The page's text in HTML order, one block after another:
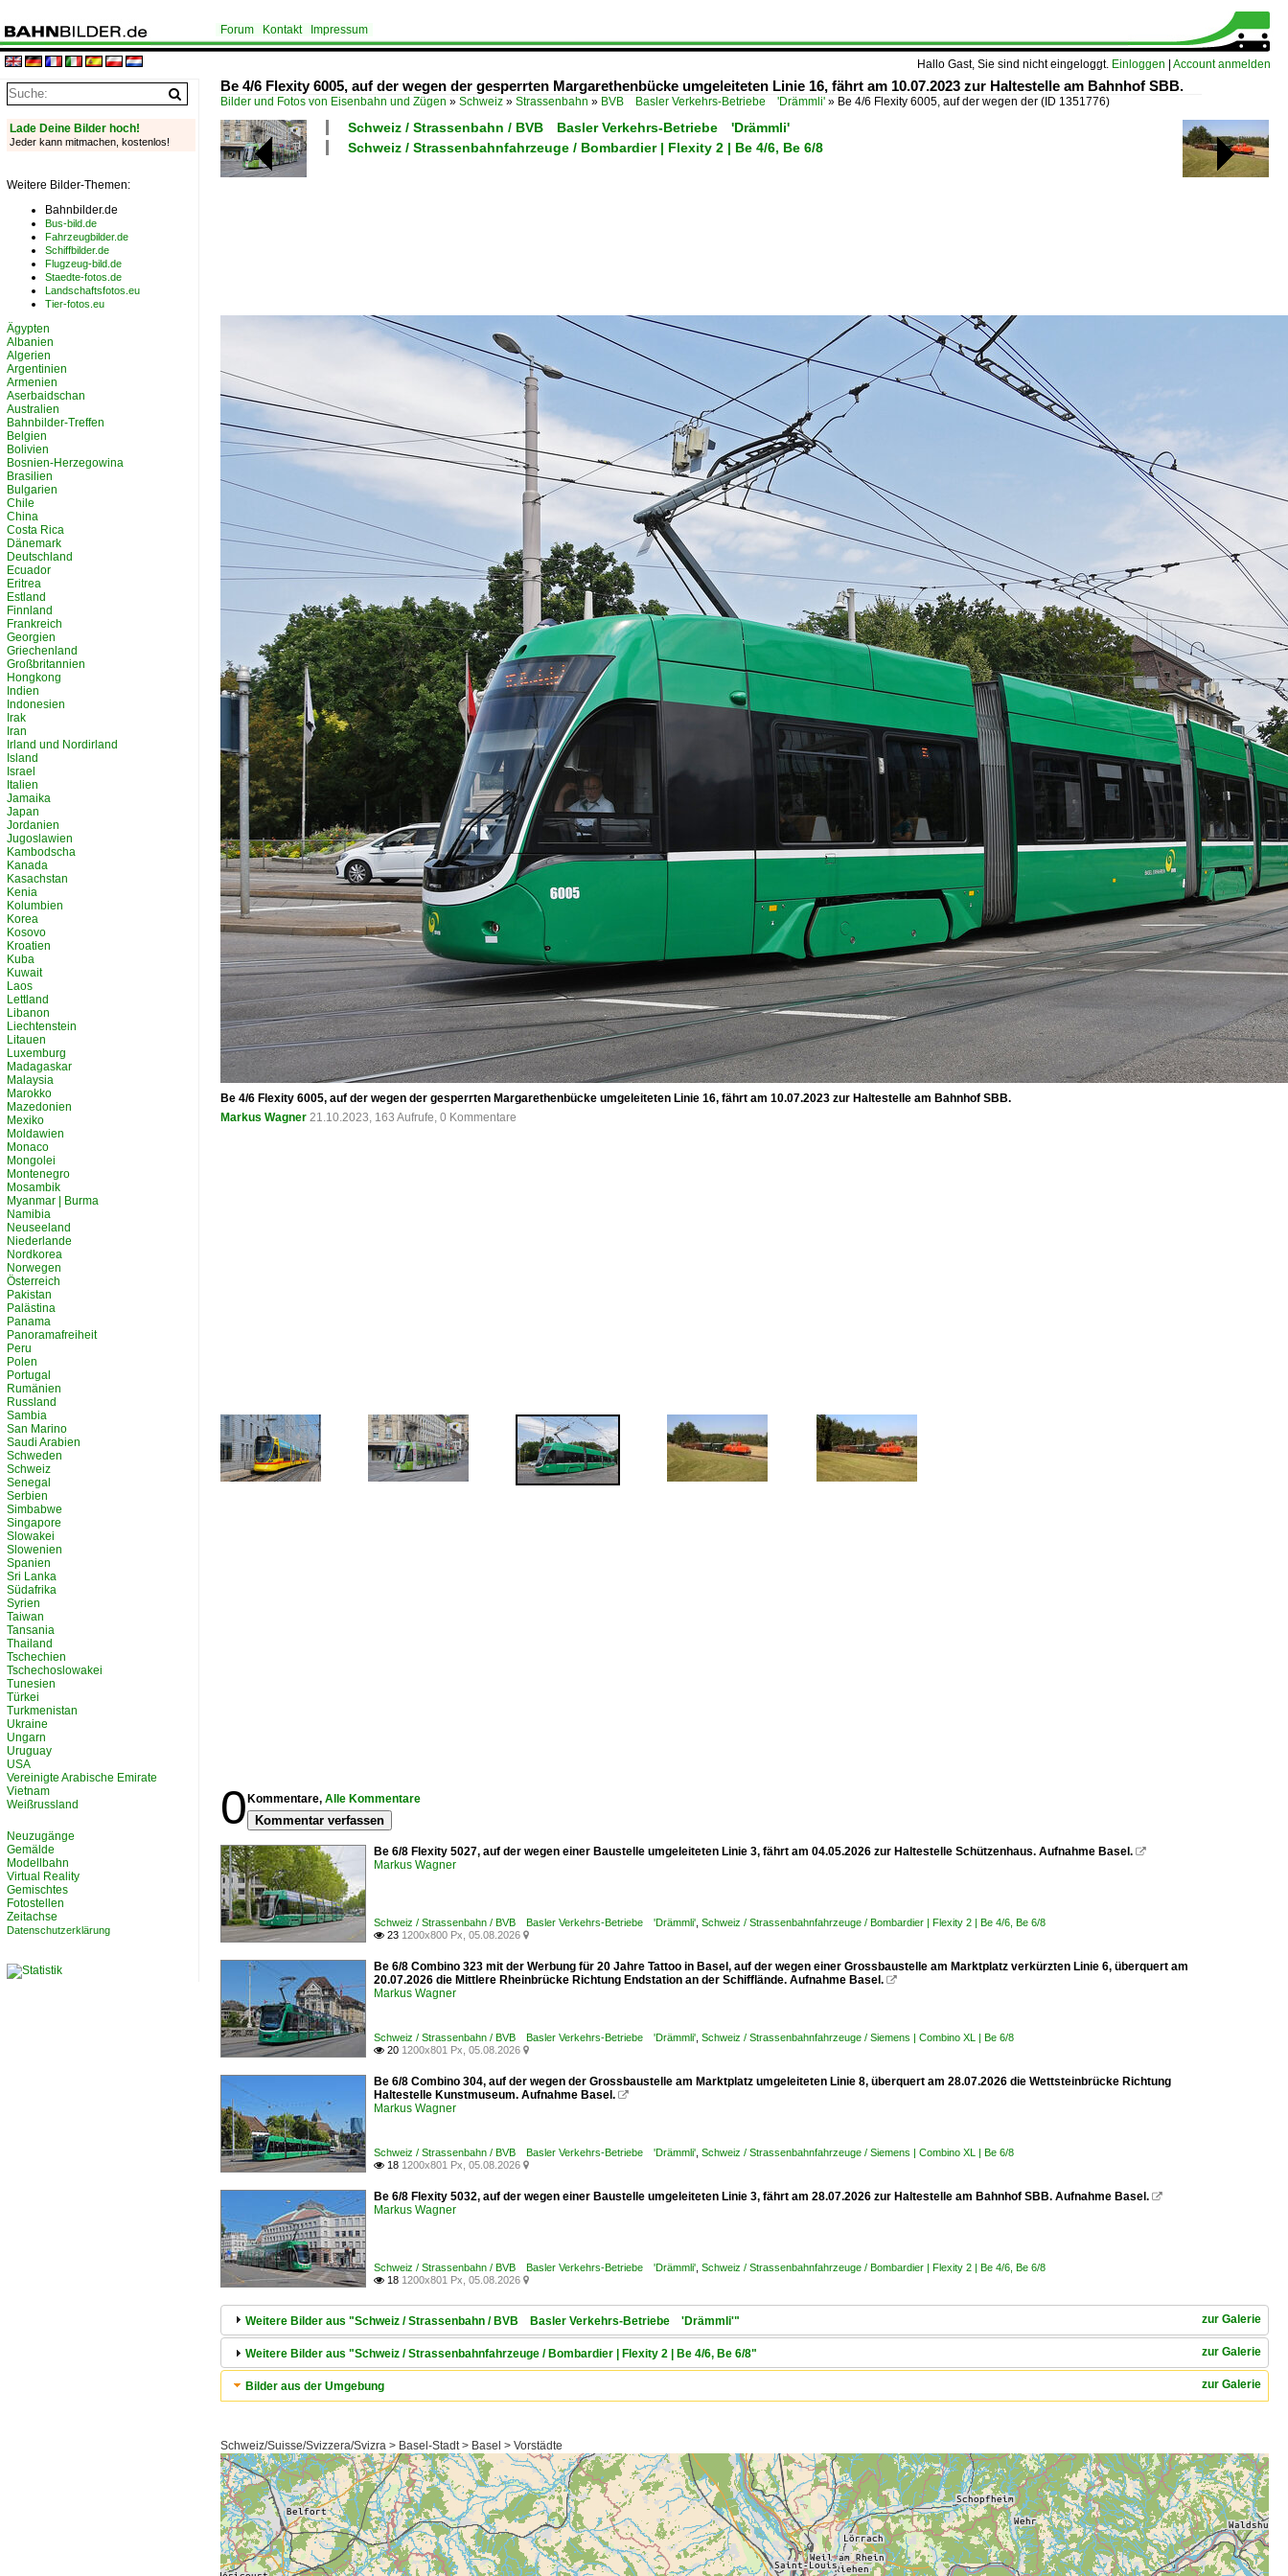
Hallo Gast, Sie sind nicht eingeloggt. Einloggen Account anmelden
Forum Kontakt Impressum
Be 4/6 Flexity 6005, auf der wegen der gesperrten Margarethenbücke umgeleiteten Linie 16, fährt am 10.07.2023 zur Haltestelle am Bahnhof SBB.
Bilder und Fotos von Eisenbahn und Zügen » Schweiz » Strassenbahn » BVB Basler Verkehrs-Betriebe 'Drämmli' » Be 4/6 Flexity 6005, auf der wegen der (ID 1351776)
Schweiz / Strassenbahn / BVB Basler Verkehrs-Betriebe 'Drämmli'
Schweiz / Strassenbahnfahrzeuge / Bombardier | Flexity 2 | Be 4/6, Be 6/8
Be 4/6 Flexity 6005, auf der wegen der gesperrten Margarethenbücke umgeleiteten Linie 16, fährt am 10.07.2023 zur Haltestelle am Bahnhof SBB.
Markus Wagner 21.10.2023, 163 Aufrufe, 0 Kommentare
0 Kommentare, Alle Kommentare
Kommentar verfassen
Be 6/8 Flexity 5027, auf der wegen einer Baustelle umgeleiteten Linie 3, fährt am 04.05.2026 zur Haltestelle Schützenhaus. Aufnahme Basel. 
Markus Wagner
Schweiz / Strassenbahn / BVB Basler Verkehrs-Betriebe 'Drämmli' Schweiz / Strassenbahnfahrzeuge / Bombardier | Flexity 2 | Be 4/6, Be 6/8
 23 1200x800 Px, 05.08.2026 
Be 6/8 Combino 323 mit der Werbung für 20 Jahre Tattoo in Basel, auf der wegen einer Grossbaustelle am Marktplatz verkürzten Linie 6, überquert am
20.07.2026 die Mittlere Rheinbrücke Richtung Endstation an der Schifflände. Aufnahme Basel. 
Markus Wagner
Schweiz / Strassenbahn / BVB Basler Verkehrs-Betriebe 'Drämmli' Schweiz / Strassenbahnfahrzeuge / Siemens | Combino XL | Be 6/8
 20 1200x801 Px, 05.08.2026 
Be 6/8 Combino 304, auf der wegen der Grossbaustelle am Marktplatz umgeleiteten Linie 8, überquert am 28.07.2026 die Wettsteinbrücke Richtung
Haltestelle Kunstmuseum. Aufnahme Basel. 
Markus Wagner
Schweiz / Strassenbahn / BVB Basler Verkehrs-Betriebe 'Drämmli' Schweiz / Strassenbahnfahrzeuge / Siemens | Combino XL | Be 6/8
 18 1200x801 Px, 05.08.2026 
Be 6/8 Flexity 5032, auf der wegen einer Baustelle umgeleiteten Linie 3, fährt am 28.07.2026 zur Haltestelle am Bahnhof SBB. Aufnahme Basel. 
Markus Wagner
Schweiz / Strassenbahn / BVB Basler Verkehrs-Betriebe 'Drämmli' Schweiz / Strassenbahnfahrzeuge / Bombardier | Flexity 2 | Be 4/6, Be 6/8
 18 1200x801 Px, 05.08.2026 
zur Galerie
Weitere Bilder aus "Schweiz / Strassenbahn / BVB Basler Verkehrs-Betriebe 'Drämmli'"
zur Galerie
Weitere Bilder aus "Schweiz / Strassenbahnfahrzeuge / Bombardier | Flexity 2 | Be 4/6, Be 6/8"
zur Galerie
Bilder aus der Umgebung
Schweiz/Suisse/Svizzera/Svizra > Basel-Stadt > Basel > Vorstädte
Lade Deine Bilder hoch!
Jeder kann mitmachen, kostenlos!
Weitere Bilder-Themen:
Bahnbilder.de
Bus-bild.de
Fahrzeugbilder.de
Schiffbilder.de
Flugzeug-bild.de
Staedte-fotos.de
Landschaftsfotos.eu
Tier-fotos.eu
Ägypten
Albanien
Algerien
Argentinien
Armenien
Aserbaidschan
Australien
Bahnbilder-Treffen
Belgien
Bolivien
Bosnien-Herzegowina
Brasilien
Bulgarien
Chile
China
Costa Rica
Dänemark
Deutschland
Ecuador
Eritrea
Estland
Finnland
Frankreich
Georgien
Griechenland
Großbritannien
Hongkong
Indien
Indonesien
Irak
Iran
Irland und Nordirland
Island
Israel
Italien
Jamaika
Japan
Jordanien
Jugoslawien
Kambodscha
Kanada
Kasachstan
Kenia
Kolumbien
Korea
Kosovo
Kroatien
Kuba
Kuwait
Laos
Lettland
Libanon
Liechtenstein
Litauen
Luxemburg
Madagaskar
Malaysia
Marokko
Mazedonien
Mexiko
Moldawien
Monaco
Mongolei
Montenegro
Mosambik
Myanmar | Burma
Namibia
Neuseeland
Niederlande
Nordkorea
Norwegen
Österreich
Pakistan
Palästina
Panama
Panoramafreiheit
Peru
Polen
Portugal
Rumänien
Russland
Sambia
San Marino
Saudi Arabien
Schweden
Schweiz
Senegal
Serbien
Simbabwe
Singapore
Slowakei
Slowenien
Spanien
Sri Lanka
Südafrika
Syrien
Taiwan
Tansania
Thailand
Tschechien
Tschechoslowakei
Tunesien
Türkei
Turkmenistan
Ukraine
Ungarn
Uruguay
USA
Vereinigte Arabische Emirate
Vietnam
Weißrussland
Neuzugänge
Gemälde
Modellbahn
Virtual Reality
Gemischtes
Fotostellen
Zeitachse
Datenschutzerklärung